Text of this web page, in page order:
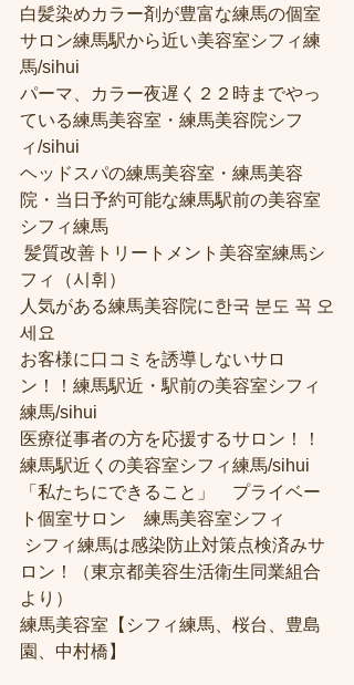
白髪染めカラー剤が豊富な練馬の個室
サロン練馬駅から近い美容室シフィ練
馬/sihui
パーマ、カラー夜遅く２２時までやっ
ている練馬美容室・練馬美容院シフ
ィ/sihui
ヘッドスパの練馬美容室・練馬美容
院・当日予約可能な練馬駅前の美容室
シフィ練馬
フィ（시휘）
人気がある練馬美容院に한국 분도 꼭 오
세요
お客様に口コミを誘導しないサロ
ン！！練馬駅近・駅前の美容室シフィ
練馬/sihui
医療従事者の方を応援するサロン！！
練馬駅近くの美容室シフィ練馬/sihui
「私たちにできること」　プライベー
ト個室サロン　練馬美容室シフィ
ロン！（東京都美容生活衛生同業組合
より）
練馬美容室【シフィ練馬、桜台、豊島
園、中村橋】